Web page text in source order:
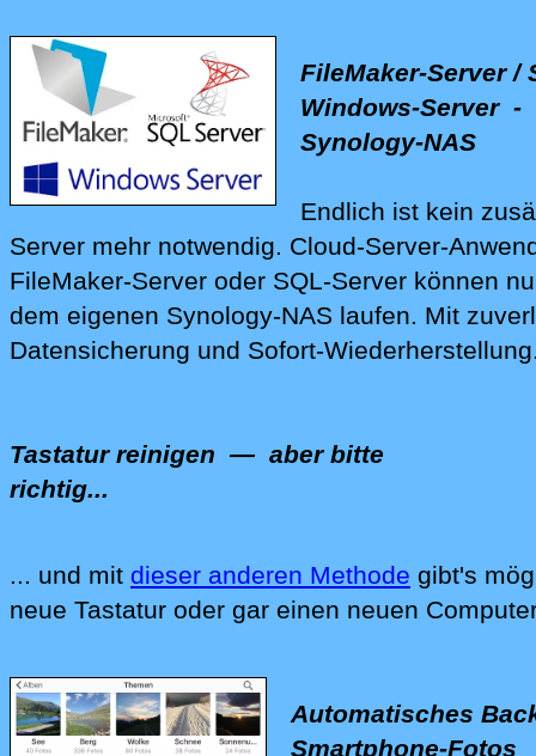
Wir reparieren auch Ihre Computer-
FileMaker-Server /
Windows-Server -
Synology-NAS
Endlich ist kein
Server mehr notwendig. Cloud-Ser‍ver-
FileMaker-Server oder SQL-Server können
dem eigenen Synology-NAS laufen. Mit
Da‍tensicherung und Sofort-
Tastatur reinigen — aber bitte
richtig...
Wir reinigen Ihre Computer-Tastatur, Ihren
... und mit dieser anderen Methode gibt's
neue Tastatur oder gar einen neuen
Automatisches
Smartphone-Fotos